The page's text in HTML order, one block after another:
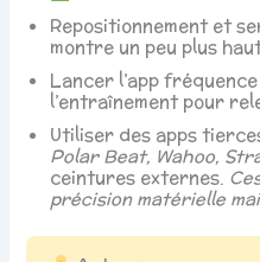
Repositionnement et
montre un peu plus
Lancer l’app
l’entraînement pour
Utiliser des apps
Polar Beat, Wahoo,
ceintures externes.
précision matérielle